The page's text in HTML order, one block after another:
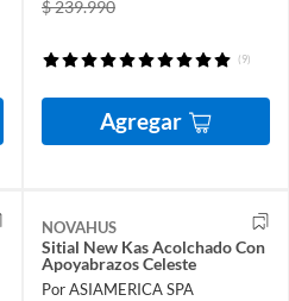
$ 239.990
(9)
Agregar
NOVAHUS
Sitial New Kas Acolchado Con
Apoyabrazos Celeste
Por ASIAMERICA SPA